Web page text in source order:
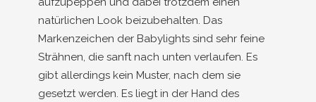
natürlichen Look beizubehalten. Das
Markenzeichen der Babylights sind sehr feine
Strähnen, die sanft nach unten verlaufen. Es
gibt allerdings kein Muster, nach dem sie
gesetzt werden. Es liegt in der Hand des